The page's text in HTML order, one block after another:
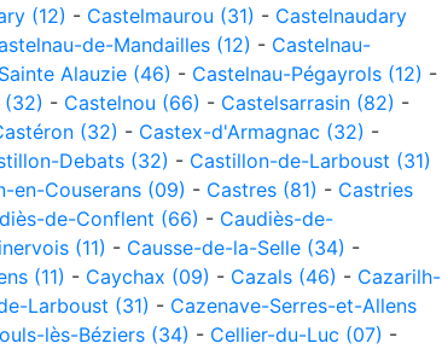
(12) - Castelmaurou (31) - Castelnaudary
de-Mandailles (12) - Castelnau-
Alauzie (46) - Castelnau-Pégayrols (12) -
(32) - Castelnou (66) - Castelsarrasin (82) -
(32) - Castex-d'Armagnac (32) -
Debats (32) - Castillon-de-Larboust (31)
en-Couserans (09) - Castres (81) - Castries
de-Conflent (66) - Caudiès-de-
(11) - Causse-de-la-Selle (34) -
(11) - Caychax (09) - Cazals (46) - Cazarilh-
Larboust (31) - Cazenave-Serres-et-Allens
lès-Béziers (34) - Cellier-du-Luc (07) -